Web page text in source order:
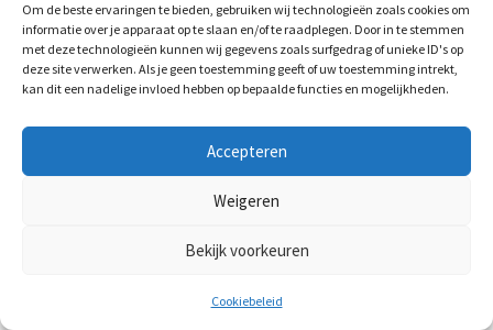
Om de beste ervaringen te bieden, gebruiken wij technologieën zoals cookies om
informatie over je apparaat op te slaan en/of te raadplegen. Door in te stemmen
met deze technologieën kunnen wij gegevens zoals surfgedrag of unieke ID's op
deze site verwerken. Als je geen toestemming geeft of uw toestemming intrekt,
kan dit een nadelige invloed hebben op bepaalde functies en mogelijkheden.
Accepteren
Weigeren
Bekijk voorkeuren
Cookiebeleid